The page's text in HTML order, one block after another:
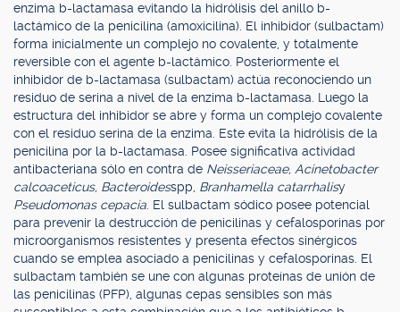
enzima b-lactamasa evitando la hidrólisis del anillo b-
lactámico de la penicilina (amoxicilina). El inhibidor (sulbactam)
forma inicialmente un complejo no covalente, y totalmente
reversible con el agente b-lactámico. Posteriormente el
inhibidor de b-lactamasa (sulbactam) actúa reconociendo un
residuo de serina a nivel de la enzima b-lactamasa. Luego la
estructura del inhibidor se abre y forma un complejo covalente
con el residuo serina de la enzima. Este evita la hidrólisis de la
penicilina por la b-lactamasa. Posee significativa actividad
antibacteriana sólo en contra de Neisseriaceae, Acinetobacter
calcoaceticus, Bacteroidesspp, Branhamella catarrhalisy
Pseudomonas cepacia . El sulbactam sódico posee potencial
para prevenir la destrucción de penicilinas y cefalosporinas por
microorganismos resistentes y presenta efectos sinérgicos
cuando se emplea asociado a penicilinas y cefalosporinas. El
sulbactam también se une con algunas proteínas de unión de
las penicilinas (PFP), algunas cepas sensibles son más